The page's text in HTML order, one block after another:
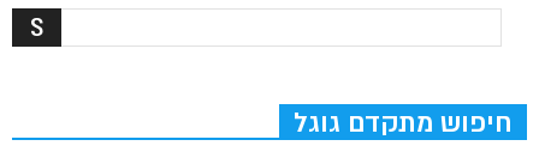
חיפוש מתקדם גוגל